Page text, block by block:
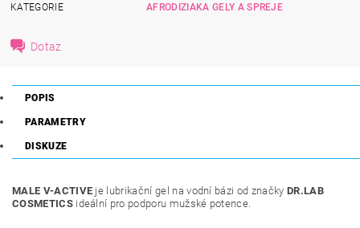
KATEGORIE
AFRODIZIAKA GELY A SPREJE
Dotaz
POPIS
PARAMETRY
DISKUZE
MALE V-ACTIVE je lubrikační gel na vodní bázi od značky DR.LAB
COSMETICS ideální pro podporu mužské potence.